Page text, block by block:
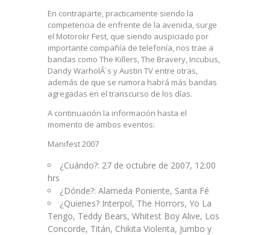
En contraparte, practicamente siendo la
competencia de enfrente de la avenida, surge
el Motorokr Fest, que siendo auspiciado por
importante compañía de telefonía, nos trae a
bandas como The Killers, The Bravery, Incubus,
Dandy WarholÂ´s y Austin TV entre otras,
además de que se rumora habrá más bandas
agregadas en el transcurso de los días.
A continuación la información hasta el
momento de ambos eventos:
Manifest 2007
¿Cuándo?: 27 de octubre de 2007, 12:00
hrs
¿Dónde?: Alameda Poniente, Santa Fé
¿Quienes? Interpol, The Horrors, Yo La
Tengo, Teddy Bears, Whitest Boy Alive, Los
Concorde, Titán, Chikita Violenta, Jumbo y